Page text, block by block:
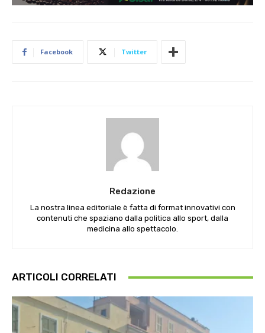
Facebook Twitter
Redazione
La nostra linea editoriale è fatta di format innovativi con
contenuti che spaziano dalla politica allo sport, dalla
medicina allo spettacolo.
ARTICOLI CORRELATI